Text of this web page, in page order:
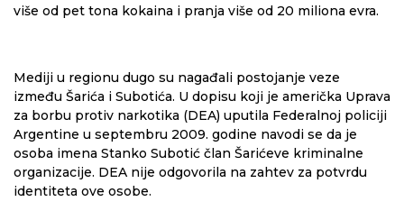
više od pet tona kokaina i pranja više od 20 miliona evra.
Mediji u regionu dugo su nagađali postojanje veze
između Šarića i Subotića. U dopisu koji je američka Uprava
za borbu protiv narkotika (DEA) uputila Federalnoj policiji
Argentine u septembru 2009. godine navodi se da je
osoba imena Stanko Subotić član Šarićeve kriminalne
organizacije. DEA nije odgovorila na zahtev za potvrdu
identiteta ove osobe.